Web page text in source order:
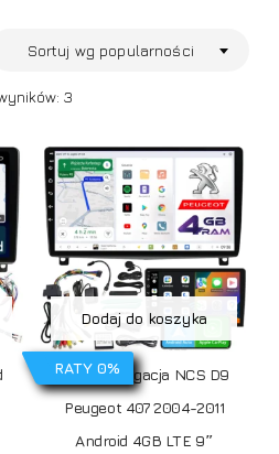
3Posortowane
Sortuj wg popularności
RATY 0%
Dodaj do koszyka
Radio Nawigacja NCS D9
Peugeot 407 2004-2011
Android 4GB LTE 9″